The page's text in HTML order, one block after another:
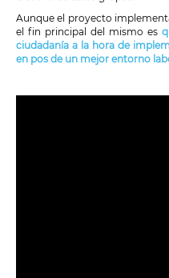
Aunque el proyecto
el fin principal del mismo es
ciudadanía a la hora de
en pos de un mejor entorno